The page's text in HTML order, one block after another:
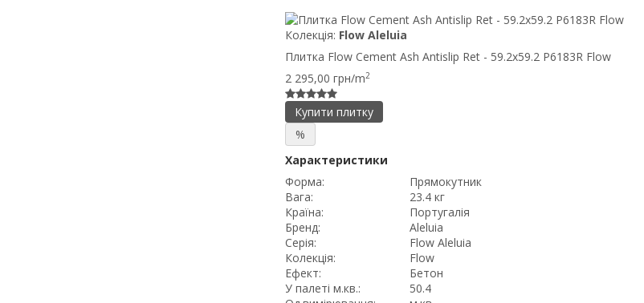
Колекція: Flow Aleluia
Плитка Flow Cement Ash Antislip Ret - 59.2x59.2 P6183R Flow
2 295,00 грн/m2
Купити плитку
%
Характеристики
Форма:
Прямокутник
Вага:
23.4 кг
Країна:
Португалія
Бренд:
Aleluia
Серія:
Flow Aleluia
Колекція:
Flow
Ефект:
Бетон
У палеті м.кв.:
50.4